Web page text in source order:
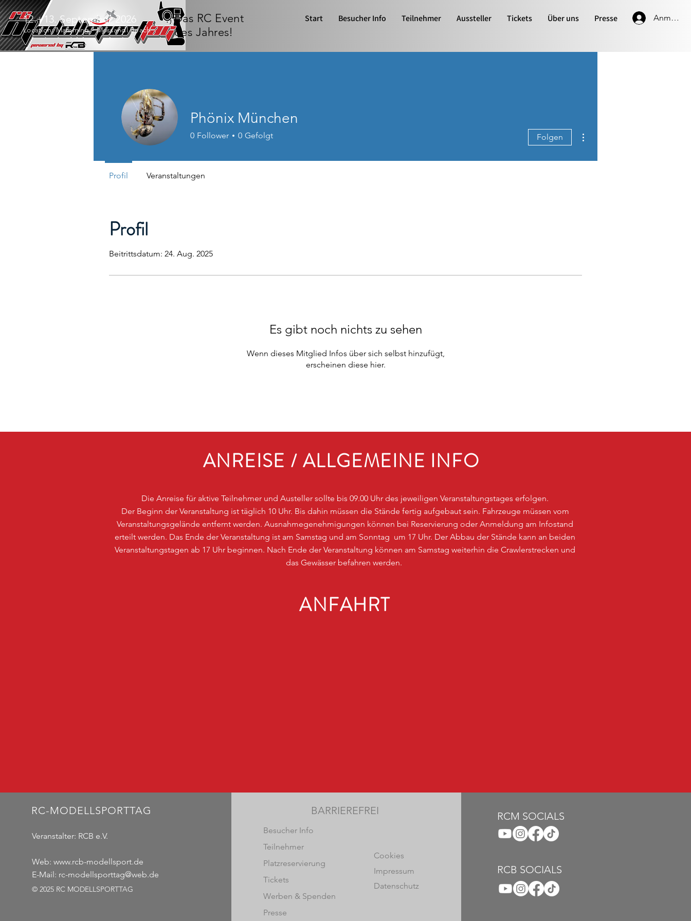
12.+13. September 2026
Location: Mamming - Mossandl Beach
Das RC Event
des Jahres!
Start Besucher Info Teilnehmer Aussteller Tickets Über uns Presse
Profil
Beitrittsdatum: 24. Aug. 2025
Es gibt noch nichts zu sehen
Wenn dieses Mitglied Infos über sich selbst hinzufügt,
erscheinen diese hier.
Phönix München
0 Follower 0 Gefolgt Folgen
Profil Veranstaltungen
ANREISE / ALLGEMEINE INFO
Die Anreise für aktive Teilnehmer und Austeller sollte bis 09.00 Uhr des jeweiligen Veranstaltungstages erfolgen.
Der Beginn der Veranstaltung ist täglich 10 Uhr. Bis dahin müssen die Stände fertig aufgebaut sein. Fahrzeuge müssen vom
Veranstaltungsgelände entfernt werden. Ausnahmegenehmigungen können bei Reservierung oder Anmeldung am Infostand
erteilt werden. Das Ende der Veranstaltung ist am Samstag und am Sonntag um 17 Uhr. Der Abbau der Stände kann an beiden
Veranstaltungstagen ab 17 Uhr beginnen. Nach Ende der Veranstaltung können am Samstag weiterhin die Crawlerstrecken und
das Gewässer befahren werden.
ANFAHRT
RC-MODELLSPORTTAG
Veranstalter: RCB e.V.
Web: www.rcb-modellsport.de
E-Mail: rc-modellsporttag@web.de
© 2025 RC MODELLSPORTTAG
BARRIEREFREI
Besucher Info
Teilnehmer
Platzreservierung
Tickets
Werben & Spenden
Presse
Cookies
Impressum
Datenschutz
RCM SOCIALS
RCB SOCIALS